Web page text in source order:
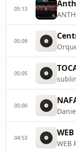
05:13
05:09
05:05
05:00
04:53
WEB